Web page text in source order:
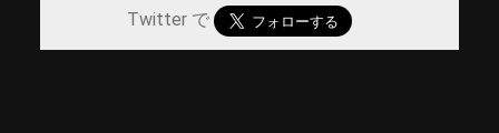
Twitter で